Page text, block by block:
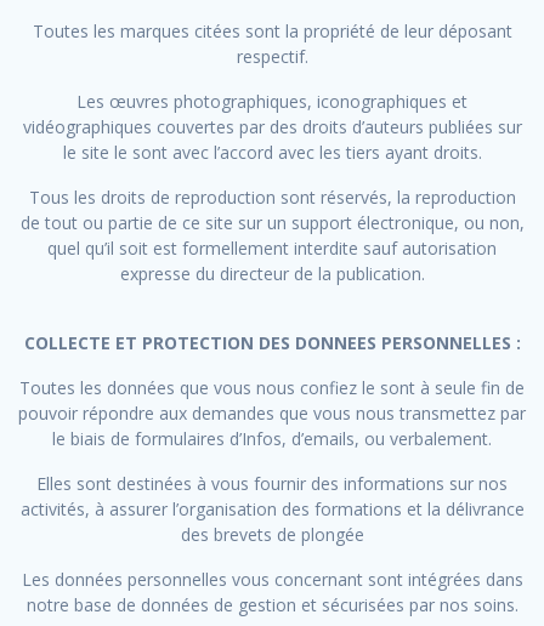
Toutes les marques citées sont la propriété de leur déposant
respectif.
Les œuvres photographiques, iconographiques et
vidéographiques couvertes par des droits d’auteurs publiées sur
le site le sont avec l’accord avec les tiers ayant droits.
Tous les droits de reproduction sont réservés, la reproduction
de tout ou partie de ce site sur un support électronique, ou non,
quel qu’il soit est formellement interdite sauf autorisation
expresse du directeur de la publication.
COLLECTE ET PROTECTION DES DONNEES PERSONNELLES :
Toutes les données que vous nous confiez le sont à seule fin de
pouvoir répondre aux demandes que vous nous transmettez par
le biais de formulaires d’Infos, d’emails, ou verbalement.
Elles sont destinées à vous fournir des informations sur nos
activités, à assurer l’organisation des formations et la délivrance
des brevets de plongée
Les données personnelles vous concernant sont intégrées dans
notre base de données de gestion et sécurisées par nos soins.